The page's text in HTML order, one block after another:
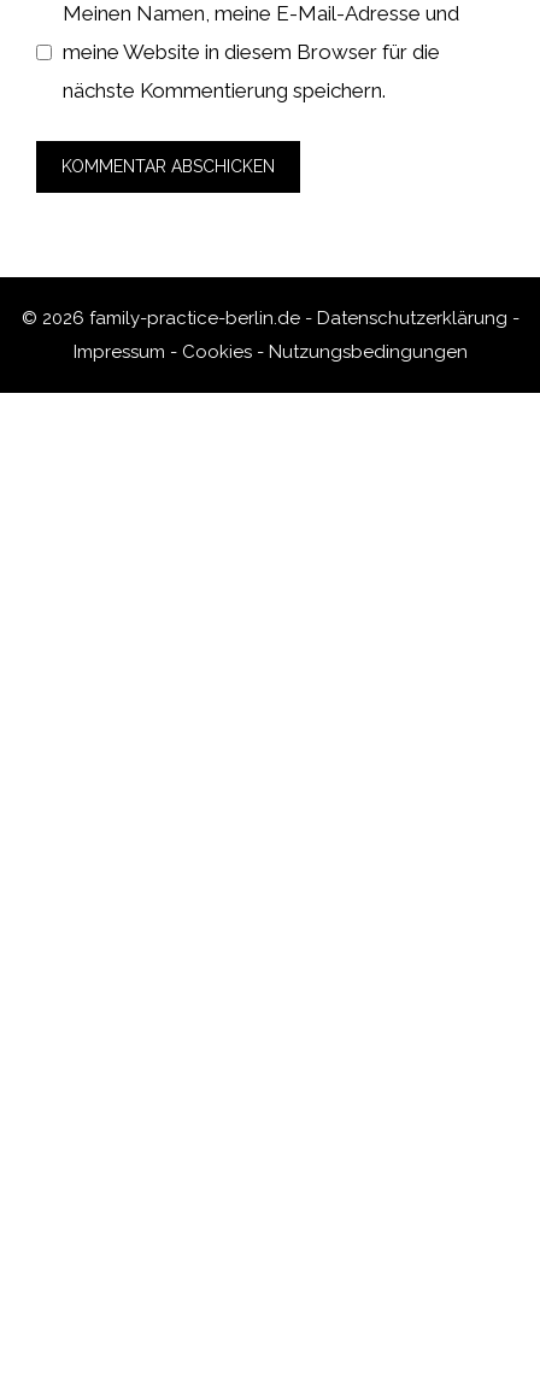
Meinen Namen, meine E-Mail-Adresse und
meine Website in diesem Browser für die
nächste Kommentierung speichern.
© 2026 family-practice-berlin.de - Datenschutzerklärung -
Impressum - Cookies- Nutzungsbedingungen